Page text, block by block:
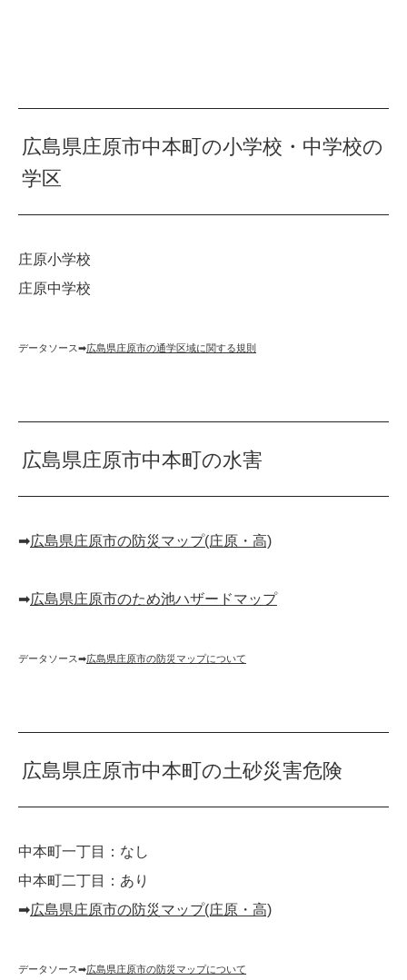
広島県庄原市中本町の小学校・中学校の
学区
庄原小学校
庄原中学校
データソース➡︎広島県庄原市の通学区域に関する規則
広島県庄原市中本町の水害
➡︎広島県庄原市の防災マップ(庄原・高)
➡︎広島県庄原市のため池ハザードマップ
データソース➡︎広島県庄原市の防災マップについて
広島県庄原市中本町の土砂災害危険
中本町一丁目：なし
中本町二丁目：あり
➡︎広島県庄原市の防災マップ(庄原・高)
データソース➡︎広島県庄原市の防災マップについて